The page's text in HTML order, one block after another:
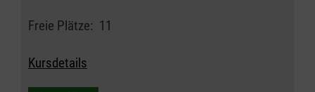
Freie Plätze: 11
Kursdetails